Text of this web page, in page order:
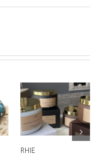
RHIE